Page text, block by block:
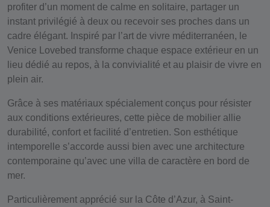
profiter d’un moment de calme en solitaire, partager un
instant privilégié à deux ou recevoir ses proches dans un
cadre élégant. Inspiré par l’art de vivre méditerranéen, le
Venice Lovebed transforme chaque espace extérieur en un
lieu dédié au repos, à la convivialité et au plaisir de vivre en
plein air.
Grâce à ses matériaux spécialement conçus pour résister
aux conditions extérieures, cette pièce de mobilier allie
durabilité, confort et facilité d’entretien. Son esthétique
intemporelle s’accorde aussi bien avec une architecture
contemporaine qu’avec une villa de caractère en bord de
mer.
Particulièrement apprécié sur la Côte d’Azur, à Saint-